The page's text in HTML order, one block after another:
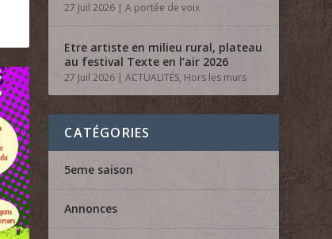
27 Juil 2026 |A portée de voix
Etre artiste en milieu rural, plateau
au festival Texte en l’air 2026
27 Juil 2026 |ACTUALITÉS, Hors les murs
CATÉGORIES
5eme saison
Annonces